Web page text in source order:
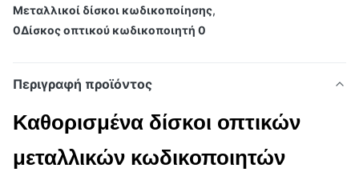
Μεταλλικοί δίσκοι κωδικοποίησης,
0Δίσκος οπτικού κωδικοποιητή 0
Περιγραφή προϊόντος
Καθορισμένα δίσκοι οπτικών
μεταλλικών κωδικοποιητών